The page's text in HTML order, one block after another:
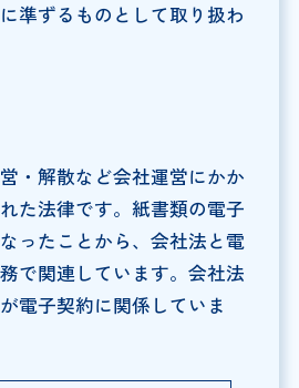
準ずるものとして取り扱わ
・解散など会社運営にかか
た法律です。紙書類の電子
ったことから、会社法と電
で関連しています。会社法
電子契約に関係していま